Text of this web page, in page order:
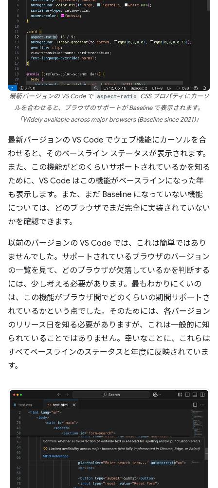
最新バージョンの VS Code で aspect-ratio CSS プロパティにカーソ
ルを合わせると、ブラウザのサポートが Baseline で表示されます。
「Widely available across major browsers (Baseline since 2021)」
最新バージョンの VS Code でウェブ機能にカーソルを合
わせると、そのベースライン ステータスが表示されます。
また、この機能がどのくらいサポートされているかを知る
ために、VS Code はこの機能がベースラインになった年
も表示します。また、まだ Baseline になっていない機能
については、どのブラウザでまだ完全に実装されていない
かを確認できます。
以前のバージョンの VS Code では、これは簡単ではあり
ませんでした。サポートされているブラウザのバージョン
の一覧を見て、どのブラウザが欠落しているかを判断する
には、少し考える必要があります。最もわかりにくいの
は、この機能がブラウザ間でどのくらいの期間サポートさ
れているかという点でした。そのためには、各バージョン
のリリース日を知る必要がありますが、これは一般的に知
られていることではありません。幸いなことに、これらは
すべてベースラインのステータスと年度に反映されていま
す。